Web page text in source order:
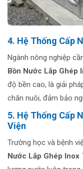
4. Hệ Thống Cấp
Ngành nông nghiệp
Bồn Nước Lắp Ghép
độ bền cao, là giải
chăn nuôi, đảm bảo
5. Hệ Thống Cấp
Viện
Trường học và bệnh
Nước Lắp Ghép Inox